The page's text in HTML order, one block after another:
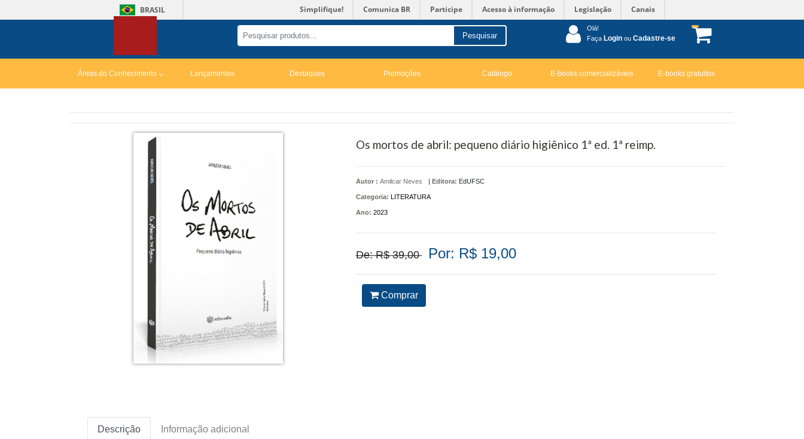
BRASIL Simplifique! Comunica BR Participe Acesso à informação Legislação Canais
Pesquisar
Olá!
Faça Login ou Cadastre-se
Áreas do Conhecimento Lançamentos Destaques Promoções Catálogo E-books comercializáveis E-books gratuitos
Os mortos de abril: pequeno diário higiênico 1ª ed. 1ª reimp.
Autor : Amilcar Neves | Editora: EdUFSC
Categoria: LITERATURA
Ano: 2023
De: R$ 39,00 Por: R$ 19,00
Comprar
Descrição Informação adicional